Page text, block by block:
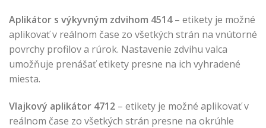
Aplikátor s výkyvným zdvihom 4514– etikety je možné
aplikovať v reálnom čase zo všetkých strán na vnútorné
povrchy profilov a rúrok. Nastavenie zdvihu valca
umožňuje prenášať etikety presne na ich vyhradené
miesta.
Vlajkový aplikátor 4712 – etikety je možné aplikovať v
reálnom čase zo všetkých strán presne na okrúhle